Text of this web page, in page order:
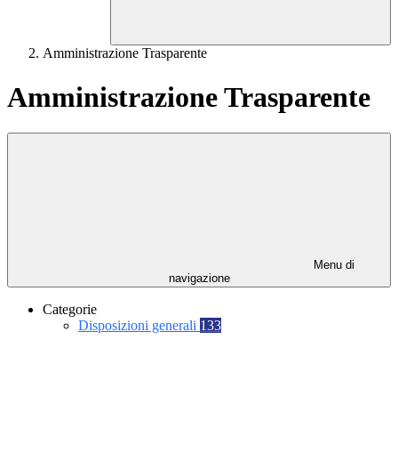
Amministrazione Trasparente
Amministrazione Trasparente
Menu di
navigazione
Categorie
Disposizioni generali 133